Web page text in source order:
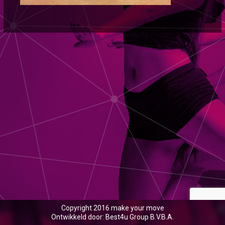
Copyright 2016 make your move
Ontwikkeld door: Best4u Group B.V.B.A.